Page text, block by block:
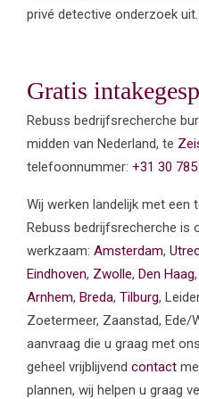
privé detective onderzoek uit.
Gratis
Rebuss bedrijfsrecherche
midden van Nederland, te
telefoonnummer: +31 30
Wij werken landelijk met een
Rebuss bedrijfsrecherche is
werkzaam: Amsterdam,
Eindhoven, Zwolle, Den Haag,
Arnhem, Breda, Tilburg,
Zoetermeer, Zaanstad, Ede/
aanvraag die u graag met
geheel vrijblijvend contact
plannen, wij helpen u graag